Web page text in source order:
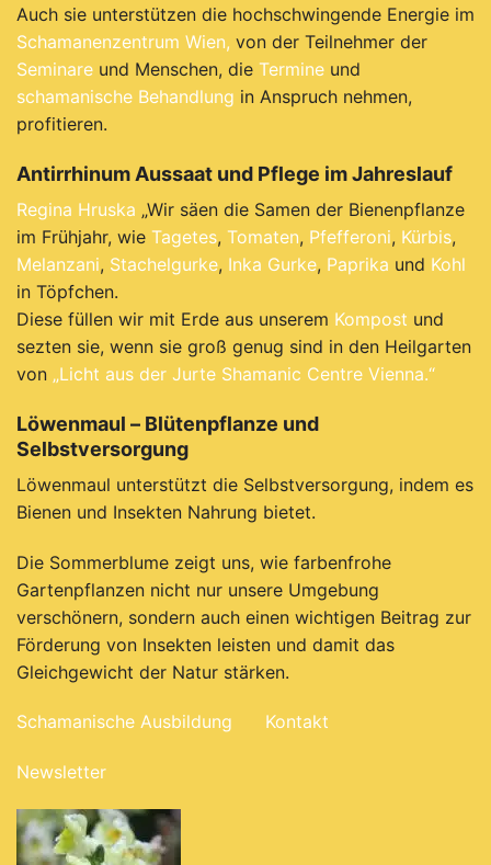
Auch sie unterstützen die hochschwingende Energie im
Schamanenzentrum Wien, von der Teilnehmer der
Seminare und Menschen, die Termine und
schamanische Behandlung in Anspruch nehmen,
profitieren.
Antirrhinum Aussaat und Pflege im Jahreslauf
Regina Hruska „Wir säen die Samen der Bienenpflanze
im Frühjahr, wie Tagetes, Tomaten, Pfefferoni, Kürbis,
Melanzani, Stachelgurke, Inka Gurke, Paprika und Kohl
in Töpfchen.
Diese füllen wir mit Erde aus unserem Kompost und
sezten sie, wenn sie groß genug sind in den Heilgarten
von „Licht aus der Jurte Shamanic Centre Vienna.“
Löwenmaul – Blütenpflanze und
Selbstversorgung
Löwenmaul unterstützt die Selbstversorgung, indem es
Bienen und Insekten Nahrung bietet.
Die Sommerblume zeigt uns, wie farbenfrohe
Gartenpflanzen nicht nur unsere Umgebung
verschönern, sondern auch einen wichtigen Beitrag zur
Förderung von Insekten leisten und damit das
Gleichgewicht der Natur stärken.
Schamanische Ausbildung Kontakt
Newsletter